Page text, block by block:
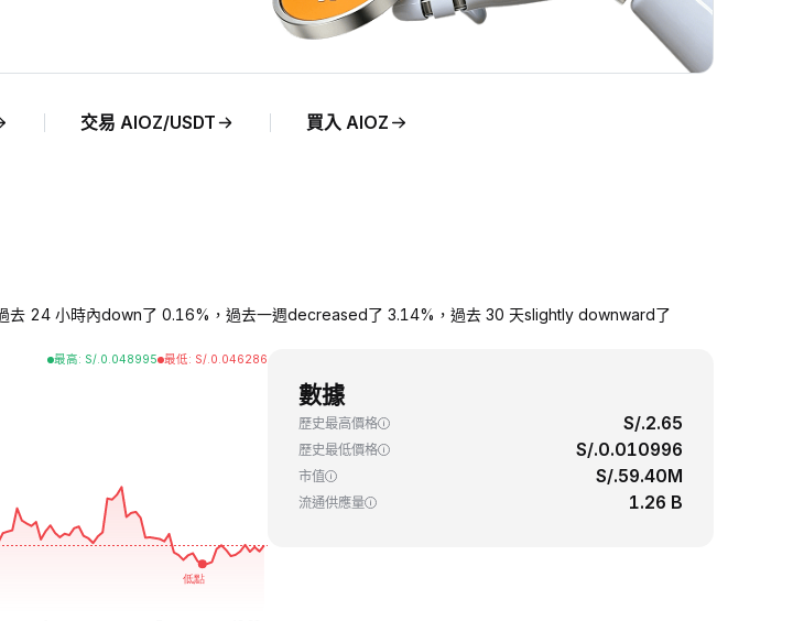
交易 AIOZ/USDT 買入 AIOZ
24 小時內down了 0.16%，過去一週decreased了 3.14%，過去 30 天slightly downward了
最高: S/.0.048995 最低: S/.0.046286
數據
歷史最高價格 S/.2.65
歷史最低價格 S/.0.010996
市值 S/.59.40M
流通供應量 1.26 B